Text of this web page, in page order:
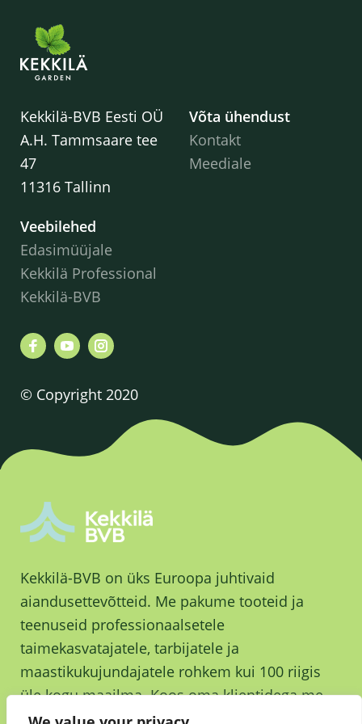
Kekkilä-BVB Eesti OÜ
A.H. Tammsaare tee
47
11316 Tallinn
Võta ühendust
Kontakt
Meediale
Veebilehed
Edasimüüjale
Kekkilä Professional
Kekkilä-BVB
© Copyright 2020
Kekkilä-BVB on üks Euroopa juhtivaid
aiandusettevõtteid. Me pakume tooteid ja
teenuseid professionaalsetele
taimekasvatajatele, tarbijatele ja
maastikukujundajatele rohkem kui 100 riigis
üle kogu maailma. Koos oma klientidega me
kasvame ja kasvatame parema tuleviku nimel.